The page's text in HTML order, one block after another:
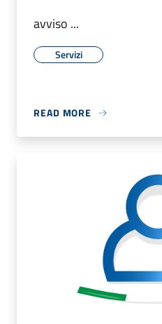
avviso ...
Servizi
READ MORE